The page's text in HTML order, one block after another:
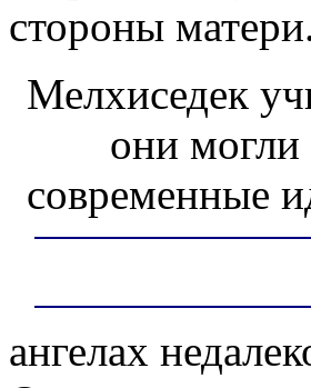
стороны
Мелхиседек
они могли
современные
ангелах